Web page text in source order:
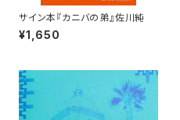
サイン本『カニバの弟』佐川純
¥1,650